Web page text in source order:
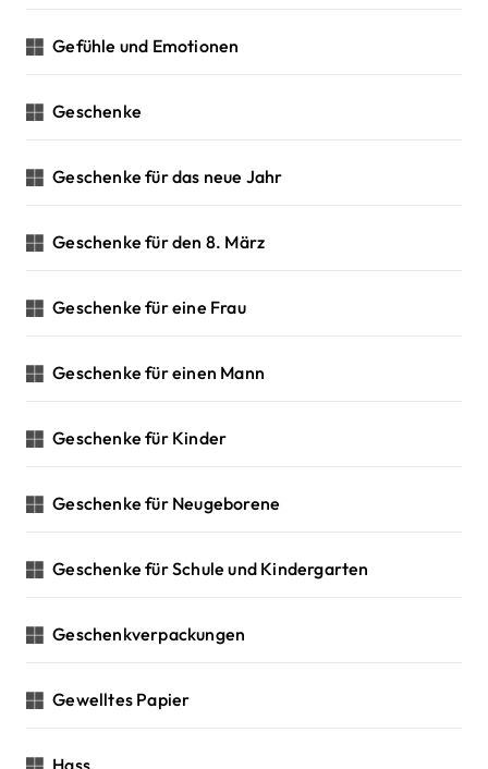
Gefühle und Emotionen
Geschenke
Geschenke für das neue Jahr
Geschenke für den 8. März
Geschenke für eine Frau
Geschenke für einen Mann
Geschenke für Kinder
Geschenke für Neugeborene
Geschenke für Schule und Kindergarten
Geschenkverpackungen
Gewelltes Papier
Hass